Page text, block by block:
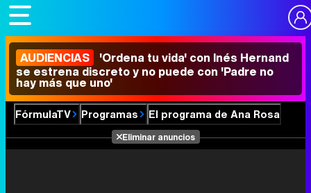
AUDIENCIAS 'Ordena tu vida' con Inés Hernand
se estrena discreto y no puede con 'Padre no
hay más que uno'
FórmulaTV Programas El programa de Ana Rosa
Eliminar anuncios